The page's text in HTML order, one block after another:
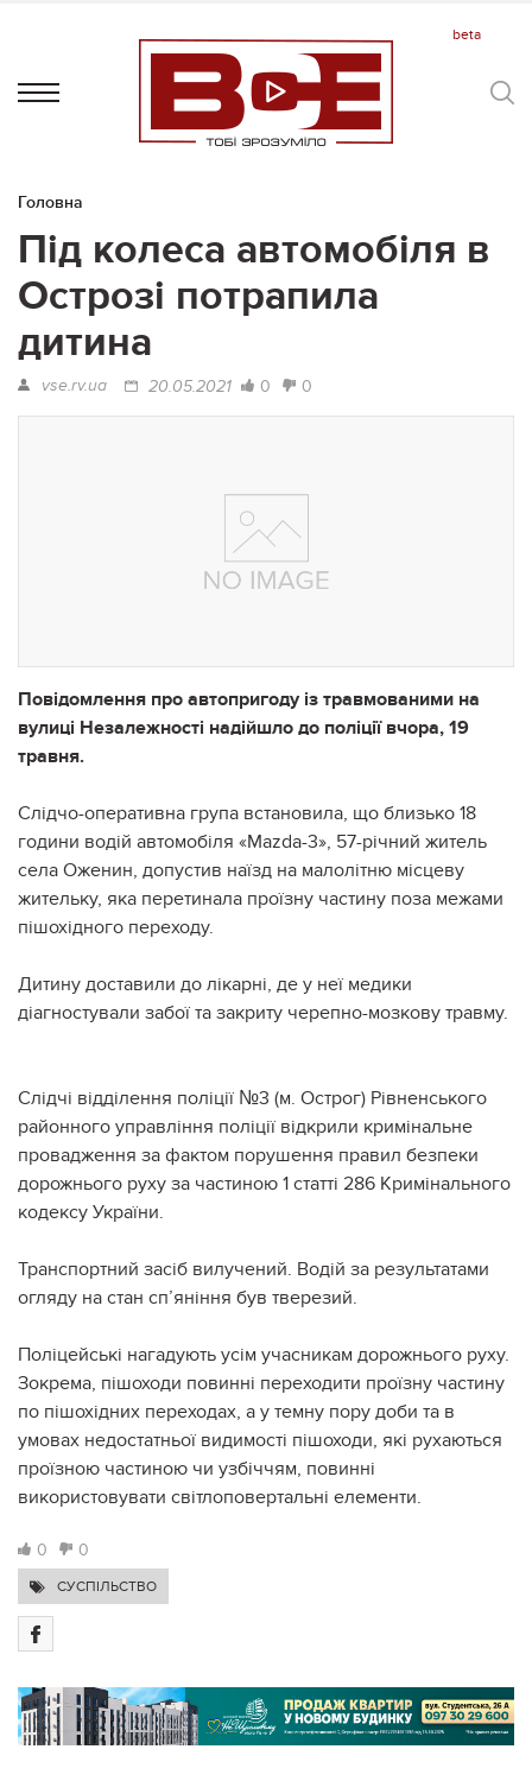
Головна
Під колеса автомобіля в
Острозі потрапила
дитина
vse.rv.ua 20.05.2021 0 0
Повідомлення про автопригоду із травмованими на
вулиці Незалежності надійшло до поліції вчора, 19
травня.
Слідчо-оперативна група встановила, що близько 18
години водій автомобіля «Mazda-3», 57-річний житель
села Оженин, допустив наїзд на малолітню місцеву
жительку, яка перетинала проїзну частину поза межами
пішохідного переходу.
Дитину доставили до лікарні, де у неї медики
діагностували забої та закриту черепно-мозкову травму.
Слідчі відділення поліції №3 (м. Острог) Рівненського
районного управління поліції відкрили кримінальне
провадження за фактом порушення правил безпеки
дорожнього руху за частиною 1 статті 286 Кримінального
кодексу України.
Транспортний засіб вилучений. Водій за результатами
огляду на стан сп’яніння був тверезий.
Поліцейські нагадують усім учасникам дорожнього руху.
Зокрема, пішоходи повинні переходити проїзну частину
по пішохідних переходах, а у темну пору доби та в
умовах недостатньої видимості пішоходи, які рухаються
проїзною частиною чи узбіччям, повинні
використовувати світлоповертальні елементи.
0 0
СУСПІЛЬСТВО